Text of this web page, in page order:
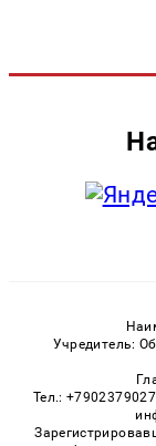
Учредитель:
Тел.: